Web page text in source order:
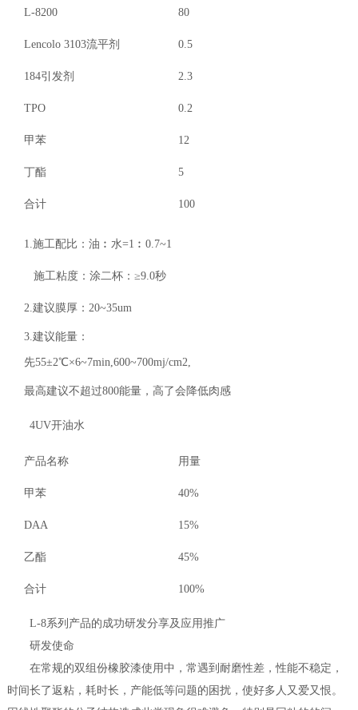
L-8200 80
Lencolo 3103流平剂 0.5
184引发剂 2.3
TPO 0.2
甲苯 12
丁酯 5
合计 100
1.施工配比：油︰水=1 ︰0.7~1
施工粘度：涂二杯：≥9.0秒
2.建议膜厚：20~35um
3.建议能量：
先55±2℃×6~7min,600~700mj/cm2,
最高建议不超过800能量，高了会降低肉感
4UV开油水
产品名称 用量
甲苯 40%
DAA 15%
乙酯 45%
合计 100%
L-8系列产品的成功研发分享及应用推广
研发使命
在常规的双组份橡胶漆使用中，常遇到耐磨性差，性能不稳定，
时间长了返粘，耗时长，产能低等问题的困扰，使好多人又爱又恨。